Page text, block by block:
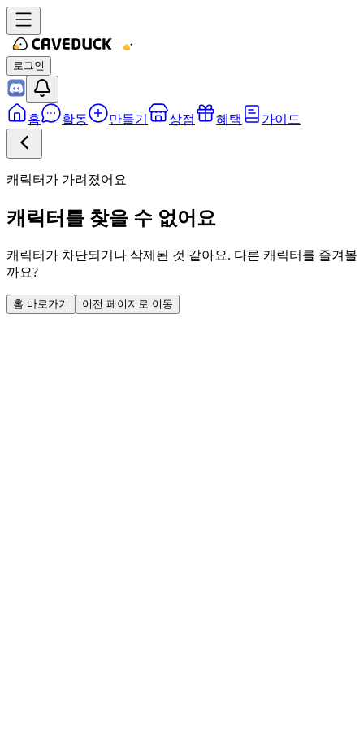
로그인
홈 활동 만들기 상점 혜택 가이드
캐릭터가 가려졌어요
캐릭터를 찾을 수 없어요
캐릭터가 차단되거나 삭제된 것 같아요. 다른 캐릭터를 즐겨볼
까요?
홈 바로가기 이전 페이지로 이동